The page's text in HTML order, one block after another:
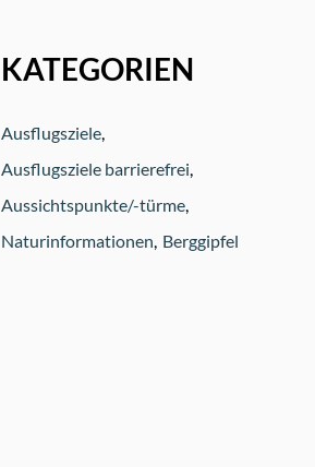
KATEGORIEN
Ausflugsziele
Ausflugsziele barrierefrei
Aussichtspunkte/-türme
Naturinformationen Berggipfel